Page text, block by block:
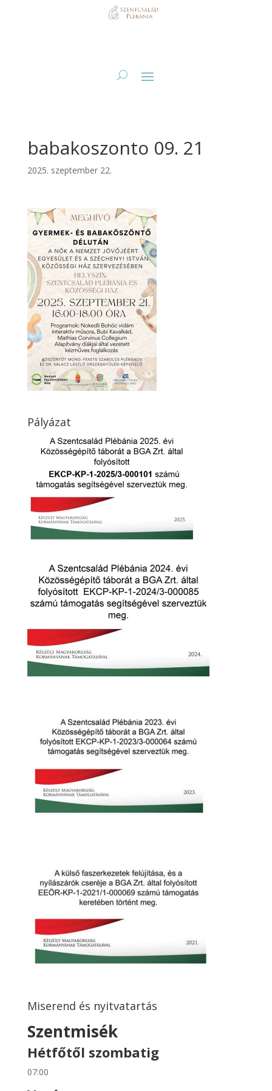
babakoszonto 09. 21
2025. szeptember 22.
Pályázat
Miserend és nyitvatartás
Szentmisék
Hétfőtől szombatig
07:00